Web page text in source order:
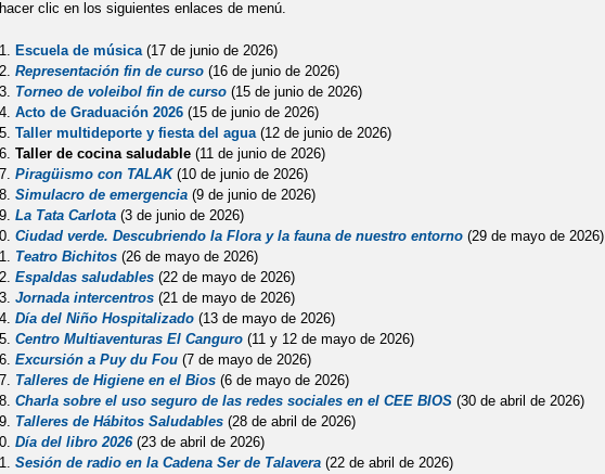
hacer clic en los siguientes enlaces de menú.
Escuela de música(17 de junio de 2026)
Representación fin de curso (16 de junio de 2026)
Torneo de voleibol fin de curso (15 de junio de 2026)
Acto de Graduación 2026 (15 de junio de 2026)
Taller multideporte y fiesta del agua(12 de junio de 2026)
Taller de cocina saludable (11 de junio de 2026)
Piragüismo con TALAK(10 de junio de 2026)
Simulacro de emergencia (9 de junio de 2026)
La Tata Carlota (3 de junio de 2026)
Ciudad verde. Descubriendo la Flora y la fauna de nuestro entorno (29 de mayo de 2026)
Teatro Bichitos(26 de mayo de 2026)
Espaldas saludables (22 de mayo de 2026)
Jornada intercentros(21 de mayo de 2026)
Día del Niño Hospitalizado (13 de mayo de 2026)
Centro Multiaventuras El Canguro (11 y 12 de mayo de 2026)
Excursión a Puy du Fou (7 de mayo de 2026)
Talleres de Higiene en el Bios (6 de mayo de 2026)
Charla sobre el uso seguro de las redes sociales en el CEE BIOS (30 de abril de 2026)
Talleres de Hábitos Saludables (28 de abril de 2026)
Día del libro 2026(23 de abril de 2026)
Sesión de radio en la Cadena Ser de Talavera(22 de abril de 2026)